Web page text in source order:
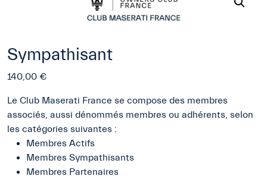
Sympathisant
140,00 €
Le Club Maserati France se compose des membres
associés, aussi dénommés membres ou adhérents, selon
les catégories suivantes :
Membres Actifs
Membres Sympathisants
Membres Partenaires